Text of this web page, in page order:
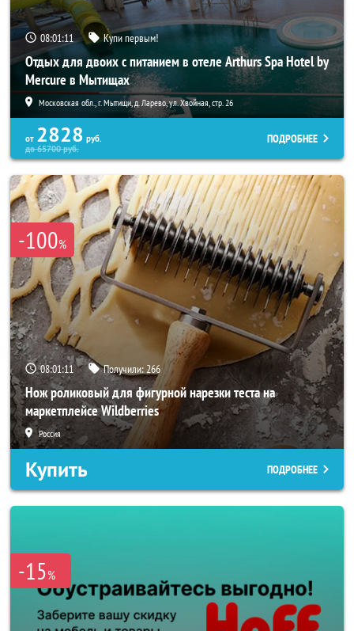
08:01:08 Купи первым!
Отдых для двоих с питанием в отеле Arthurs Spa Hotel by
Mercure в Мытищах
Московская обл., г. Мытищи, д. Ларево, ул. Хвойная, стр. 26
от 2828 руб.
до65700руб.
ПОДРОБНЕЕ
-100%
08:01:08 Получили:266
Нож роликовый для фигурной нарезки теста на
маркетплейсе Wildberries
Россия
Купить ПОДРОБНЕЕ
-15%